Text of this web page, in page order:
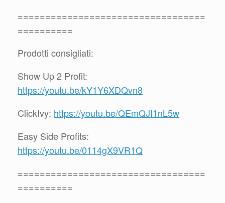
==================================
==========
Prodotti consigliati:
Show Up 2 Profit:
https://youtu.be/kY1Y6XDQvn8
ClickIvy: https://youtu.be/QEmQJI1nL5w
Easy Side Profits:
https://youtu.be/0114gX9VR1Q
==================================
==========